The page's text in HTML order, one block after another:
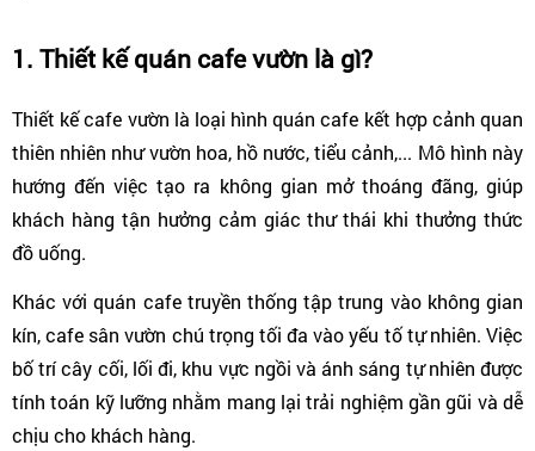
1. Thiết kế quán cafe vườn là gì?
Thiết kế cafe vườn là loại hình quán cafe kết hợp cảnh quan
thiên nhiên như vườn hoa, hồ nước, tiểu cảnh,... Mô hình này
hướng đến việc tạo ra không gian mở thoáng đãng, giúp
khách hàng tận hưởng cảm giác thư thái khi thưởng thức
đồ uống.
Khác với quán cafe truyền thống tập trung vào không gian
kín, cafe sân vườn chú trọng tối đa vào yếu tố tự nhiên. Việc
bố trí cây cối, lối đi, khu vực ngồi và ánh sáng tự nhiên được
tính toán kỹ lưỡng nhằm mang lại trải nghiệm gần gũi và dễ
chịu cho khách hàng.